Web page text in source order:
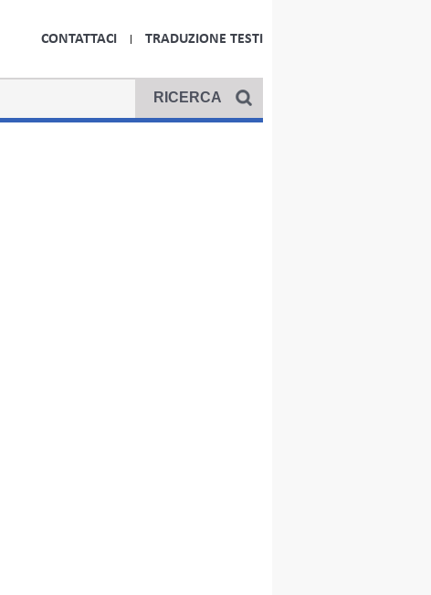
CONTATTACI TRADUZIONE TESTI